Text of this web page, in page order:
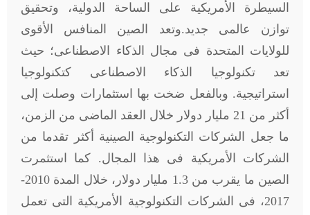
السيطرة الأمريكية على الساحة الدولية، وتحقيق
توازن عالمى جديد.وتعد الصين المنافس الأقوى
للولايات المتحدة فى مجال الذكاء الاصطناعى؛ حيث
تعد تكنولوجيا الذكاء الاصطناعى كتكنولوجيا
استراتيجية. وبالفعل ضخت بها استثمارات وصلت إلى
أكثر من 21 مليار دولار خلال العقد الماضى من الزمن،
ما جعل الشركات التكنولوجية الصينية أكثر تقدما من
الشركات الأمريكية فى هذا المجال. كما استثمرت
الصين ما يقرب من 1.3 مليار دولار، خلال المدة 2010-
2017، فى الشركات التكنولوجية الأمريكية التى تعمل